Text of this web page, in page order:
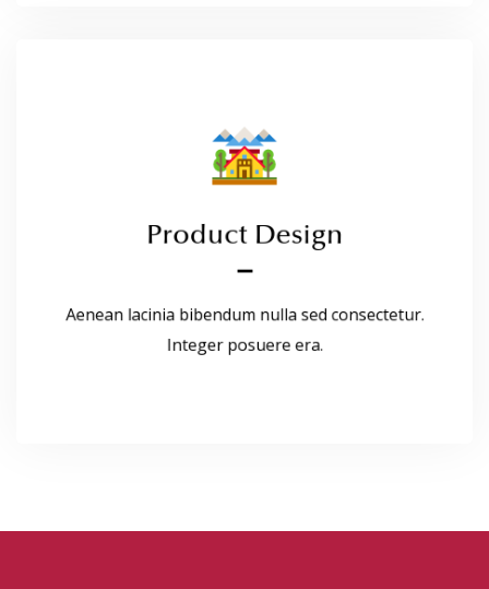
Product Design
Aenean lacinia bibendum nulla sed consectetur.
Integer posuere era.
Product Design
Aenean lacinia bibendum nulla sed consectetur.
Integer posuere era.
Read More